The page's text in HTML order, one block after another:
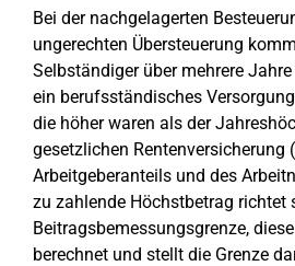
Bei der nachgelagerten
ungerechten Übersteuerung
Selbständiger über mehrere
ein berufsständisches
die höher waren als der
gesetzlichen Rentenversicherung
Arbeitgeberanteils und des
zu zahlende Höchstbetrag richtet
Beitragsbemessungsgrenze,
berechnet und stellt die Grenze